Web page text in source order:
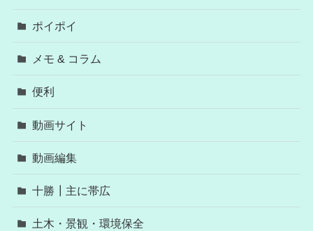
ポイポイ
メモ & コラム
便利
動画サイト
動画編集
十勝┃主に帯広
土木・景観・環境保全